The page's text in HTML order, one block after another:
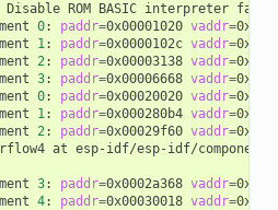
Disable ROM BASIC interpreter
0: paddr=0x00001020 vaddr=
1: paddr=0x0000102c vaddr=
2: paddr=0x00003138 vaddr=
3: paddr=0x00006668 vaddr=
0: paddr=0x00020020 vaddr=
1: paddr=0x000280b4 vaddr=
2: paddr=0x00029f60 vaddr=
at esp-idf/esp-idf/
3: paddr=0x0002a368 vaddr=
4: paddr=0x00030018 vaddr=